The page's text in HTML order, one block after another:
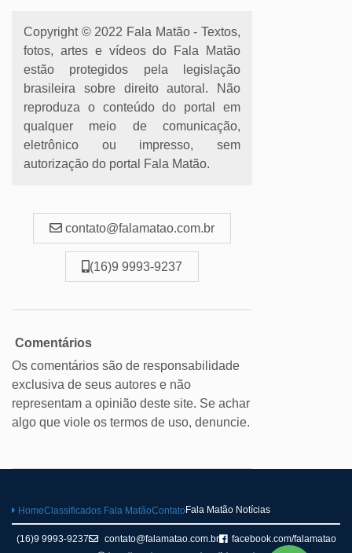
Copyright © 2022 Fala Matão - Textos,
fotos, artes e vídeos do Fala Matão
estão protegidos pela legislação
brasileira sobre direito autoral. Não
reproduza o conteúdo do portal em
qualquer meio de comunicação,
eletrônico ou impresso, sem
autorização do portal Fala Matão.
contato@falamatao.com.br
(16)9 9993-9237
Comentários
Os comentários são de responsabilidade
exclusiva de seus autores e não
representam a opinião deste site. Se achar
algo que viole os termos de uso, denuncie.
HomeClassificados Fala MatãoContatoFala Matão Notícias
(16)9 9993-9237 contato@falamatao.com.br facebook.com/falamatao